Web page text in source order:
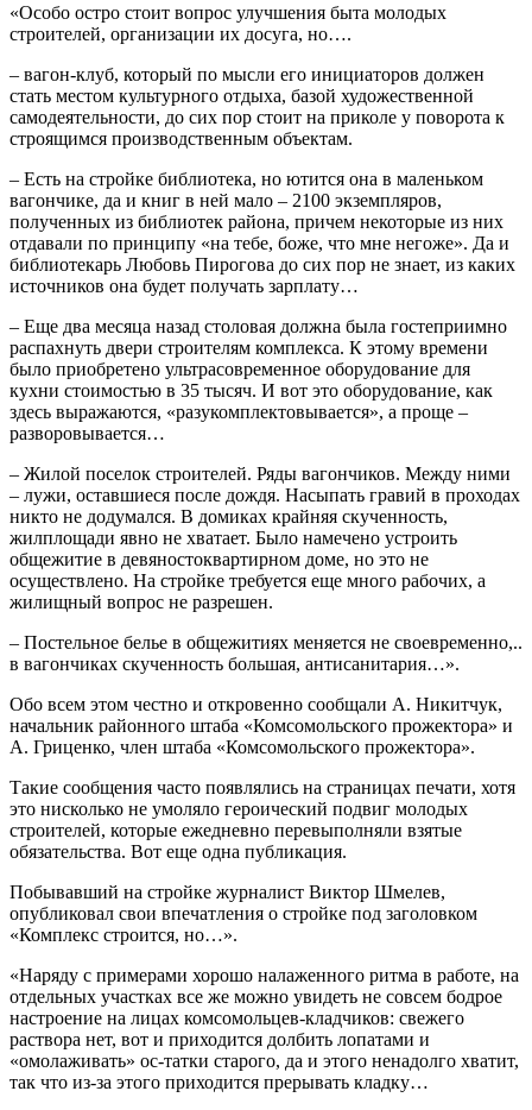
«Особо остро стоит вопрос улучшения быта молодых
строителей, организации их досуга, но….
– вагон-клуб, который по мысли его инициаторов должен
стать местом культурного отдыха, базой художественной
самодеятельности, до сих пор стоит на приколе у поворота к
строящимся производственным объектам.
– Есть на стройке библиотека, но ютится она в маленьком
вагончике, да и книг в ней мало – 2100 экземпляров,
полученных из библиотек района, причем некоторые из них
отдавали по принципу «на тебе, боже, что мне негоже». Да и
библиотекарь Любовь Пирогова до сих пор не знает, из каких
источников она будет получать зарплату…
– Еще два месяца назад столовая должна была гостеприимно
распахнуть двери строителям комплекса. К этому времени
было приобретено ультрасовременное оборудование для
кухни стоимостью в 35 тысяч. И вот это оборудование, как
здесь выражаются, «разукомплектовывается», а проще –
разворовывается…
– Жилой поселок строителей. Ряды вагончиков. Между ними
– лужи, оставшиеся после дождя. Насыпать гравий в проходах
никто не додумался. В домиках крайняя скученность,
жилплощади явно не хватает. Было намечено устроить
общежитие в девяностоквартирном доме, но это не
осуществлено. На стройке требуется еще много рабочих, а
жилищный вопрос не разрешен.
– Постельное белье в общежитиях меняется не своевременно,..
в вагончиках скученность большая, антисанитария…».
Обо всем этом честно и откровенно сообщали А. Никитчук,
начальник районного штаба «Комсомольского прожектора» и
А. Гриценко, член штаба «Комсомольского прожектора».
Такие сообщения часто появлялись на страницах печати, хотя
это нисколько не умоляло героический подвиг молодых
строителей, которые ежедневно перевыполняли взятые
обязательства. Вот еще одна публикация.
Побывавший на стройке журналист Виктор Шмелев,
опубликовал свои впечатления о стройке под заголовком
«Комплекс строится, но…».
«Наряду с примерами хорошо налаженного ритма в работе, на
отдельных участках все же можно увидеть не совсем бодрое
настроение на лицах комсомольцев-кладчиков: свежего
раствора нет, вот и приходится долбить лопатами и
«омолаживать» ос-татки старого, да и этого ненадолго хватит,
так что из-за этого приходится прерывать кладку…